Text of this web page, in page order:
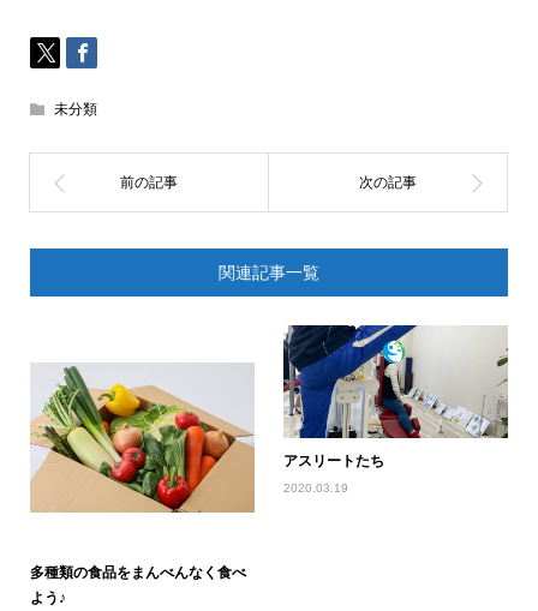
未分類
関連記事一覧
多種類の食品をまんべんなく食べ
よう♪
アスリートたち
2020.03.19